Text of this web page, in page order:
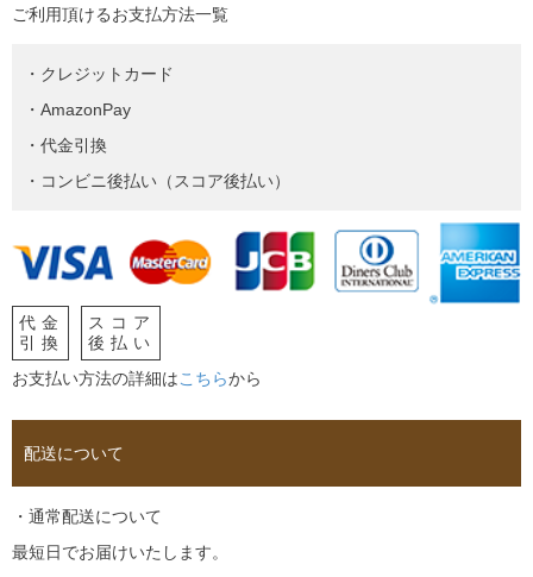
ご利用頂けるお支払方法一覧
・クレジットカード
・AmazonPay
・代金引換
・コンビニ後払い（スコア後払い）
代金
引換
スコア
後払い
お支払い方法の詳細はこちらから
配送について
・通常配送について
最短日でお届けいたします。